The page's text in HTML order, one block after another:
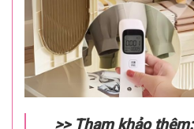
>> Tham khảo thêm: